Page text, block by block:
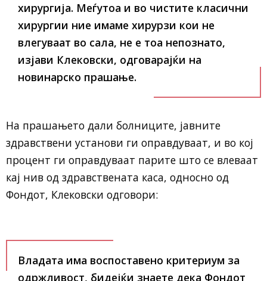
хирургија. Меѓутоа и во чистите класични
хирургии ние имаме хирурзи кои не
влегуваат во сала, не е тоа непознато,
изјави Клековски, одговарајќи на
новинарско прашање.
​На прашањето дали болниците, јавните
здравствени установи ги оправдуваат, и во кој
процент ги оправдуваат парите што се влеваат
кај нив од здравствената каса, односно од
Фондот, Клековски одговори:
Владата има воспоставено критериум за
одржливост, бидејќи знаете дека Фондот